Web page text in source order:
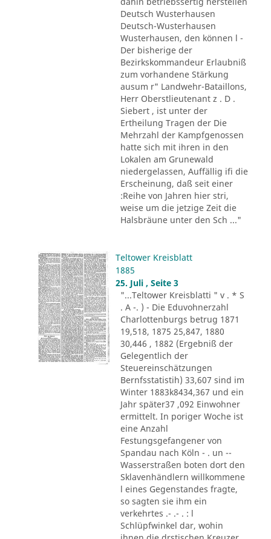
Deutsch Wusterhausen
Deutsch-Wusterhausen
Wusterhausen, den können l -
Der bisherige der
Bezirkskommandeur Erlaubniß
zum vorhandene Stärkung
ausum r" Landwehr-Bataillons,
Herr Oberstlieutenant z . D .
Siebert , ist unter der
Ertheilung Tragen der Die
Mehrzahl der Kampfgenossen
hatte sich mit ihren in den
Lokalen am Grunewald
niedergelassen, Auffällig ifi die
Erscheinung, daß seit einer
:Reihe von Jahren hier stri,
weise um die jetzige Zeit die
Halsbräune unter den Sch ..."
Teltower Kreisblatt
1885
25. Juli , Seite 3
"...Teltower Kreisblatti " v . * S
. A -. ) - Die Eduvohnerzahl
Charlottenburgs betrug 1871
19,518, 1875 25,847, 1880
30,446 , 1882 (Ergebniß der
Gelegentlich der
Steuereinschätzungen
Bernfsstatistih) 33,607 sind im
Winter 1883k8434,367 und ein
Jahr später37 ,092 Einwohner
ermittelt. In poriger Woche ist
eine Anzahl
Festungsgefangener von
Spandau nach Köln - . un --
Wasserstraßen boten dort den
Sklavenhändlern willkommene
l eines Gegenstandes fragte,
so sagten sie ihm ein
verkehrtes .- .- . : l
Schlüpfwinkel dar, wohin